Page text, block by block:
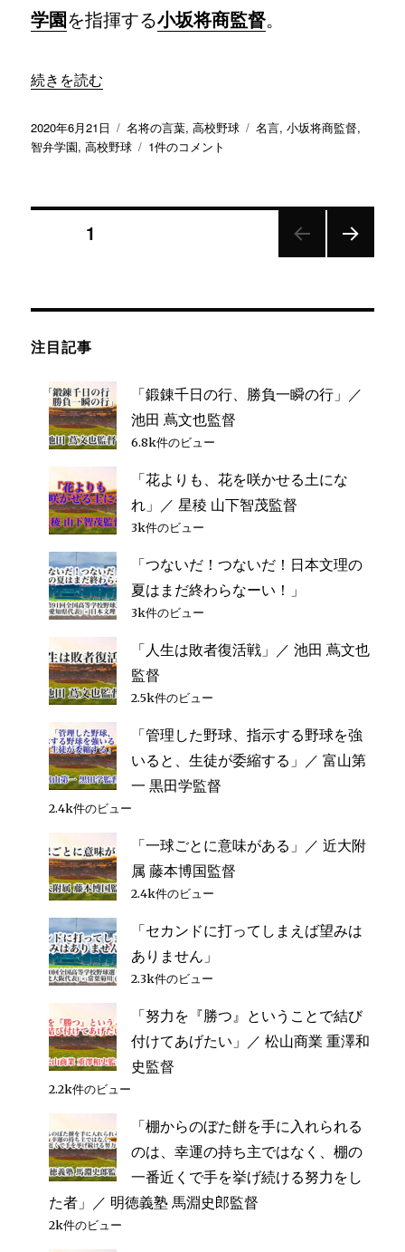
商
学園を指揮する小坂将商監督。
“「気持ちが負けなかったら、試合には負けない」／ 智
続きを読む
投
稿
2020年6月21日
カ
テ
ー
名将の言葉,高校野球
タ
名言,小坂将商監督,
智弁学園,高校野球
「気
が
た
に
は
負
け
な
い」
／
智
学
園
小
坂
将
商
監
督
の
1件のコメント
ナ
ビ
ゲ
ー
シ
ョ
ン
ページ1
注目記事
「鍛錬千日の行、勝負一瞬の行」／
池田 蔦文也監督
6.8k件のビュー
「花よりも、花を咲かせる土にな
れ」／ 星稜 山下智茂監督
3k件のビュー
「つないだ！つないだ！日本文理の
夏はまだ終わらなーい！」
3k件のビュー
「人生は敗者復活戦」／ 池田 蔦文也
監督
2.5k件のビュー
「管理した野球、指示する野球を強
いると、生徒が委縮する」／ 富山第
一 黒田学監督
2.4k件のビュー
「一球ごとに意味がある」／ 近大附
属 藤本博国監督
2.4k件のビュー
「セカンドに打ってしまえば望みは
ありません」
2.3k件のビュー
「努力を『勝つ』ということで結び
付けてあげたい」／ 松山商業 重澤和
史監督
2.2k件のビュー
「棚からのぼた餅を手に入れられる
のは、幸運の持ち主ではなく、棚の
一番近くで手を挙げ続ける努力をし
た者」／ 明徳義塾 馬淵史郎監督
2k件のビュー